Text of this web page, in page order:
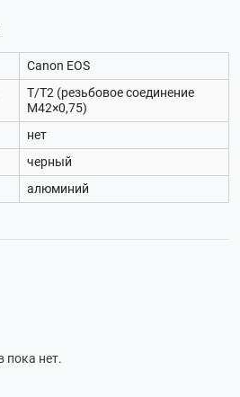
Canon EOS
Т/T2 (резьбовое соединение
М42×0,75)
нет
черный
алюминий
пока нет.